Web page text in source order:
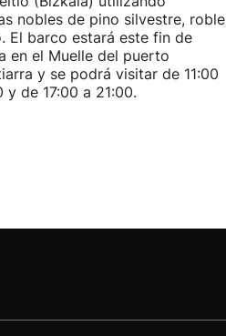
nobles de pino silvestre, roble
El barco estará este fin de
en el Muelle del puerto
y se podrá visitar de 11:00
y de 17:00 a 21:00.